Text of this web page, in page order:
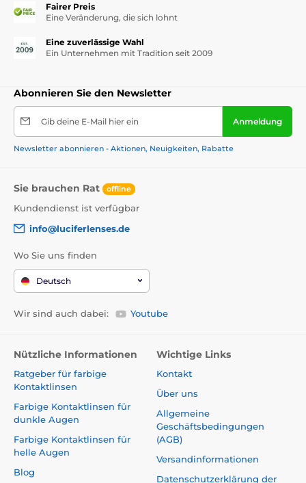
Fairer Preis
Eine Veränderung, die sich lohnt
Eine zuverlässige Wahl
Ein Unternehmen mit Tradition seit 2009
Abonnieren Sie den Newsletter
Gib deine E-Mail hier ein Anmeldung
Newsletter abonnieren - Aktionen, Neuigkeiten, Rabatte
Sie brauchen Rat offline
Kundendienst ist verfügbar
info@luciferlenses.de
Wo Sie uns finden
Deutsch
Wir sind auch dabei: Youtube
Nützliche Informationen
Ratgeber für farbige
Kontaktlinsen
Farbige Kontaktlinsen für
dunkle Augen
Farbige Kontaktlinsen für
helle Augen
Blog
Wichtige Links
Kontakt
Über uns
Allgemeine
Geschäftsbedingungen
(AGB)
Versandinformationen
Datenschutzerklärung der